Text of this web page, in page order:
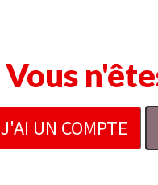
Vous
J'AI UN COMPTE